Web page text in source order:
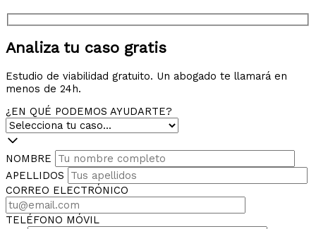
Analiza tu caso gratis
Estudio de viabilidad gratuito. Un abogado te llamará en
menos de 24h.
¿EN QUÉ PODEMOS AYUDARTE?
NOMBRE
APELLIDOS
CORREO ELECTRÓNICO
TELÉFONO MÓVIL